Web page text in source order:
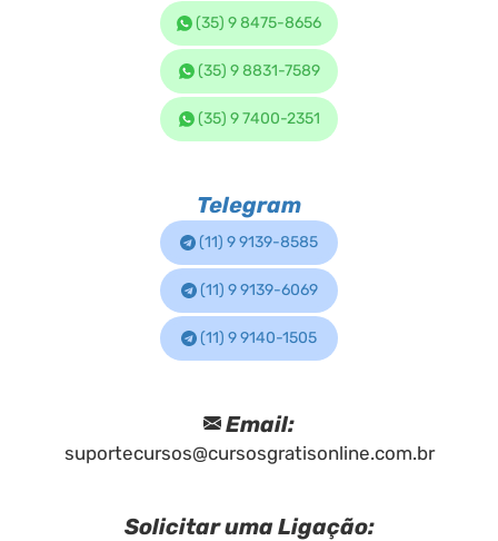
(35) 9 8475-8656
(35) 9 8831-7589
(35) 9 7400-2351
Telegram
(11) 9 9139-8585
(11) 9 9139-6069
(11) 9 9140-1505
Email:
suportecursos@cursosgratisonline.com.br
Solicitar uma Ligação: